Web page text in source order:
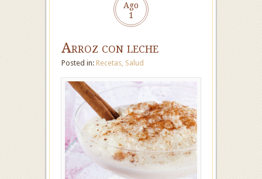
Ago
1
Arroz con leche
Posted in: Recetas, Salud